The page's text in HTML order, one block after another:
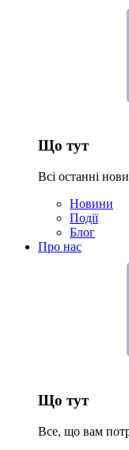
Що тут
Всі останні
Новини
Події
Блог
Про нас
Що тут
Все, що вам